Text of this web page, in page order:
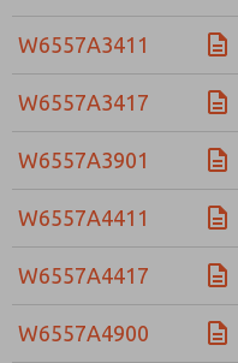
W6557A3411
W6557A3417
W6557A3901
W6557A4411
W6557A4417
W6557A4900